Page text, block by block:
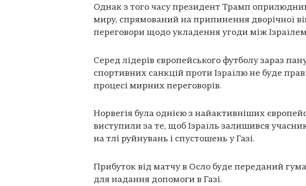
Однак з того часу президент Трамп
миру, спрямований на припинення дворічної
переговори щодо укладення угоди між
Серед лідерів європейського футболу зараз
спортивних санкцій проти Ізраїлю не буде
процесі мирних переговорів.
Норвегія була однією з найактивніших
виступили за те, щоб Ізраїль залишився
на тлі руйнувань і спустошень у Газі.
Прибуток від матчу в Осло буде переданий
для надання допомоги в Газі.